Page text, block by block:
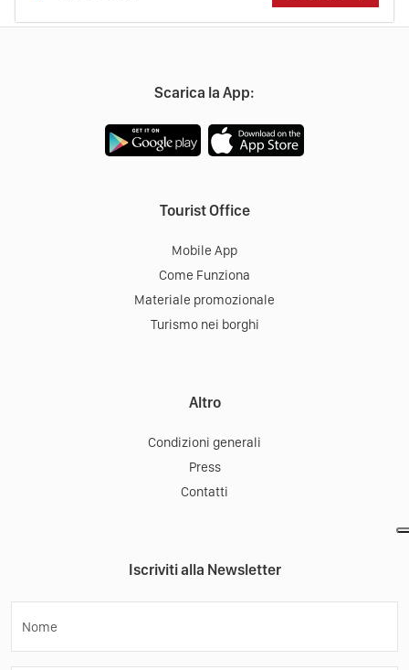
Scarica la App:
Tourist Office
Mobile App
Come Funziona
Materiale promozionale
Turismo nei borghi
Altro
Condizioni generali
Press
Contatti
Iscriviti alla Newsletter
Nome